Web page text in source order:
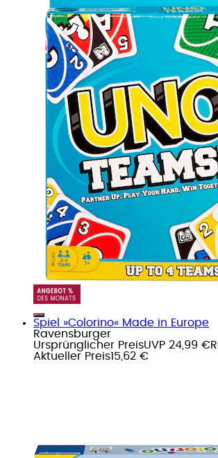
Spiel »Colorino« Made in Europe
Ravensburger
Ursprünglicher PreisUVP 24,99 €
Aktueller Preis15,62 €